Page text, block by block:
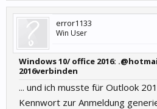
error1133
Win User
Windows 10/ office 2016:
2016verbinden
... und ich musste für Outlook
Kennwort zur Anmeldung